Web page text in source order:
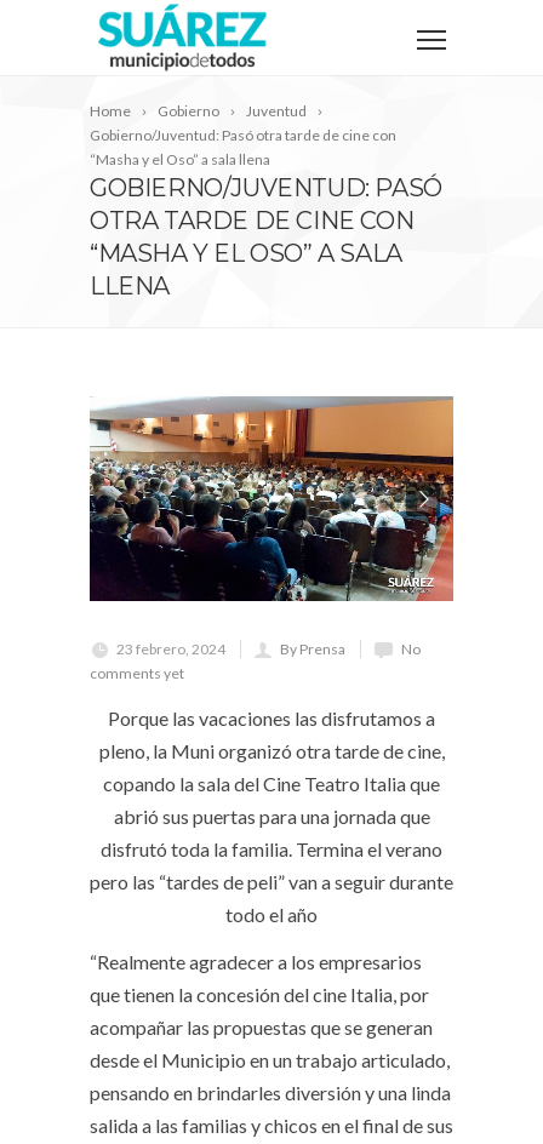
Home Gobierno
Juventud
Gobierno/Juventud: Pasó otra tarde de cine con
“Masha y el Oso” a sala llena
GOBIERNO/JUVENTUD: PASÓ
OTRA TARDE DE CINE CON
“MASHA Y EL OSO” A SALA
LLENA
23 febrero, 2024 By Prensa
No
comments yet
Porque las vacaciones las disfrutamos a
pleno, la Muni organizó otra tarde de cine,
copando la sala del Cine Teatro Italia que
abrió sus puertas para una jornada que
disfrutó toda la familia. Termina el verano
pero las “tardes de peli” van a seguir durante
todo el año
“Realmente agradecer a los empresarios
que tienen la concesión del cine Italia, por
acompañar las propuestas que se generan
desde el Municipio en un trabajo articulado,
pensando en brindarles diversión y una linda
salida a las familias y chicos en el final de sus